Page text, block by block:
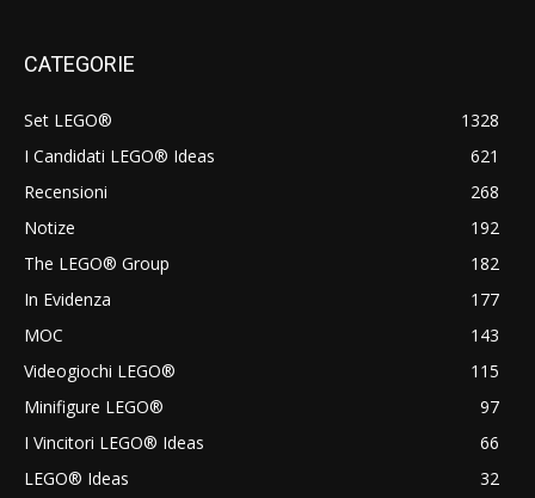
CATEGORIE
Set LEGO®
1328
I Candidati LEGO® Ideas
621
Recensioni
268
Notize
192
The LEGO® Group
182
In Evidenza
177
MOC
143
Videogiochi LEGO®
115
Minifigure LEGO®
97
I Vincitori LEGO® Ideas
66
LEGO® Ideas
32